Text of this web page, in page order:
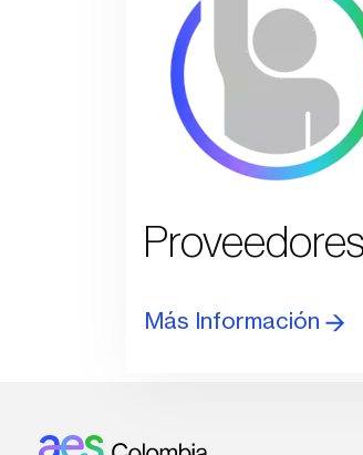
Más Información